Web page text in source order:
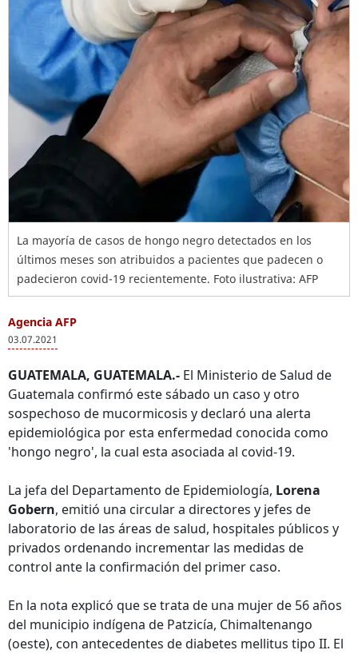
La mayoría de casos de hongo negro detectados en los
últimos meses son atribuidos a pacientes que padecen o
padecieron covid-19 recientemente. Foto ilustrativa: AFP
Agencia AFP
03.07.2021
GUATEMALA, GUATEMALA.- El Ministerio de Salud de
Guatemala confirmó este sábado un caso y otro
sospechoso de mucormicosis y declaró una alerta
epidemiológica por esta enfermedad conocida como
'hongo negro', la cual esta asociada al covid-19.
La jefa del Departamento de Epidemiología, Lorena
Gobern, emitió una circular a directores y jefes de
laboratorio de las áreas de salud, hospitales públicos y
privados ordenando incrementar las medidas de
control ante la confirmación del primer caso.
En la nota explicó que se trata de una mujer de 56 años
del municipio indígena de Patzicía, Chimaltenango
(oeste), con antecedentes de diabetes mellitus tipo II. El